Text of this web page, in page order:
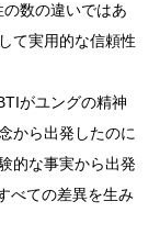
数の違いではあ
て実用的な信頼性
がユングの精神
から出発したのに
的な事実から出発
べての差異を生み